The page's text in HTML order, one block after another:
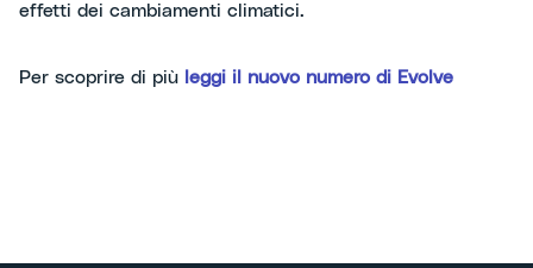
effetti dei cambiamenti climatici.
Per scoprire di più leggi il nuovo numero di Evolve